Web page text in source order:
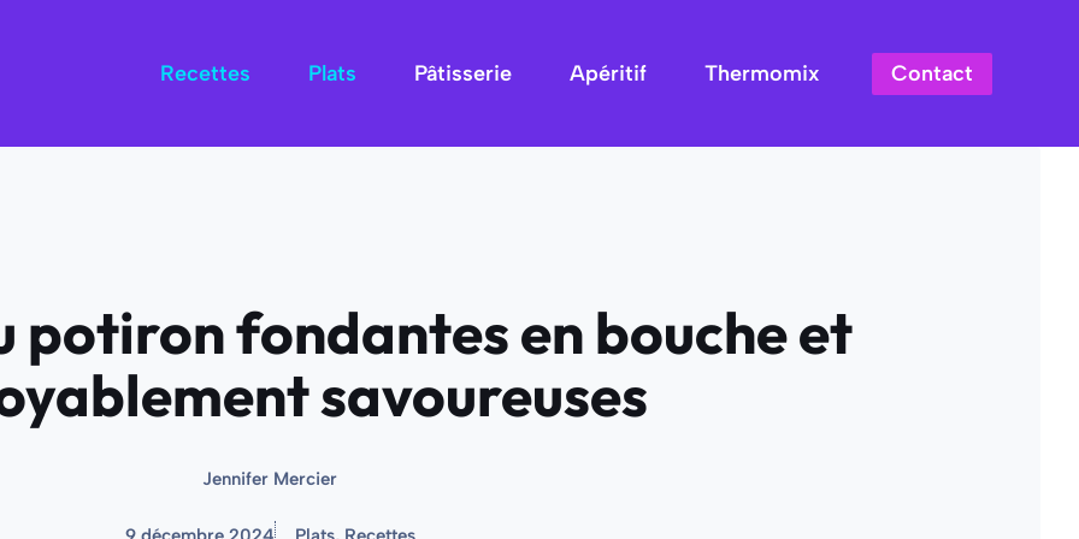
Recettes Plats Pâtisserie Apéritif Thermomix Contact
potiron fondantes en bouche et
savoureuses
Jennifer Mercier